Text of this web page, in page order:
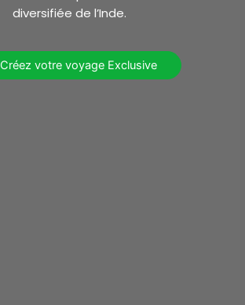
diversifiée de l’Inde.
Créez votre voyage Exclusive